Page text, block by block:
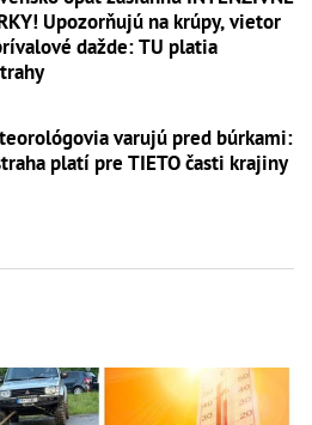
Upozorňujú na krúpy, vietor
dažde: TU platia
varujú pred búrkami:
platí pre TIETO časti krajiny